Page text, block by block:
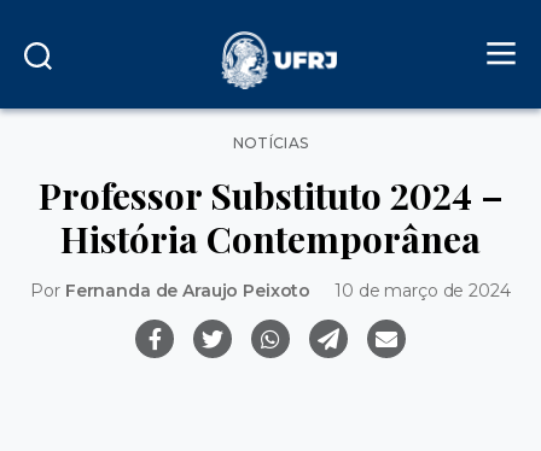
Categorias
NOTÍCIAS
Professor Substituto 2024 –
História Contemporânea
Por Fernanda de Araujo Peixoto 10 de março de 2024